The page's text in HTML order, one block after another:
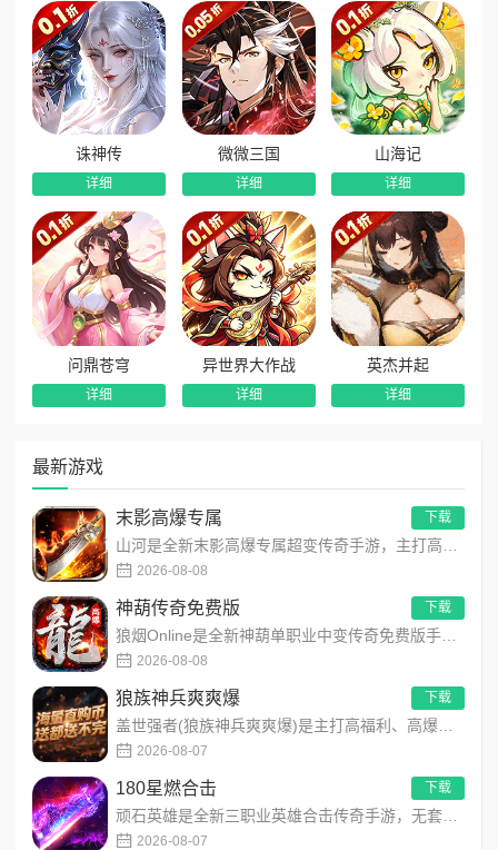
最新游戏
末影高爆专属
2026-08-08
下载
神葫传奇免费版
2026-08-08
下载
狼族神兵爽爽爆
2026-08-07
下载
180星燃合击
2026-08-07
下载
诛神传
详细
微微三国
详细
山海记
详细
问鼎苍穹
详细
异世界大作战
详细
英杰并起
详细